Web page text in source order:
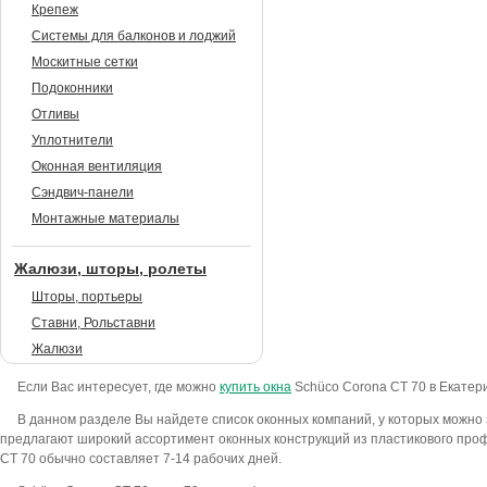
Крепеж
Системы для балконов и лоджий
Москитные сетки
Подоконники
Отливы
Уплотнители
Оконная вентиляция
Сэндвич-панели
Монтажные материалы
Жалюзи, шторы, ролеты
Шторы, портьеры
Ставни, Рольставни
Жалюзи
Если Вас интересует, где можно купить окна Sсhüco Corona CT 70 в
В данном разделе Вы найдете список оконных компаний, у которых можно
предлагают широкий ассортимент оконных конструкций из пластикового
CT 70 обычно составляет 7-14 рабочих дней.